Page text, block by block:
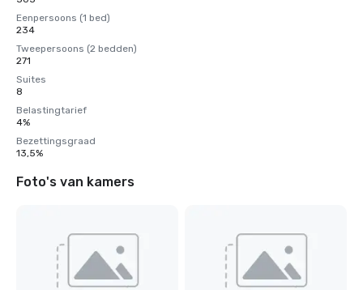
Eenpersoons (1 bed)
234
Tweepersoons (2 bedden)
271
Suites
8
Belastingtarief
4%
Bezettingsgraad
13,5%
Foto's van kamers